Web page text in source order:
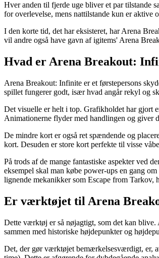
Hver anden til fjerde uge bliver et par tilstande
for overlevelse, mens nattilstande kun er aktive
I den korte tid, det har eksisteret, har Arena
vil andre også have gavn af igitems' Arena
Hvad er Arena Breakout:
Arena Breakout: Infinite er et førstepersons
spillet fungerer godt, især hvad angår rekyl og
Det visuelle er helt i top. Grafikholdet har gjort
Animationerne flyder med handlingen og giver
De mindre kort er også ret spændende og
kort. Desuden er store kort perfekte til visse
På trods af de mange fantastiske aspekter ved
eksempel skal man købe power-ups en gang
lignende mekanikker som Escape from
Er værktøjet til Arena
Dette værktøj er så nøjagtigt, som det kan
sammen med historiske højdepunkter og
Det, der gør værktøjet bemærkelsesværdigt, er,